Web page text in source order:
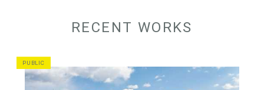
RECENT WORKS
PUBLIC